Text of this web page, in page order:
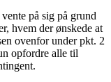
på sig på grund
hvem der ønskede at
ovenfor under pkt. 2
opfordre alle til